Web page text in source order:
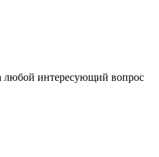
любой интересующий вопрос